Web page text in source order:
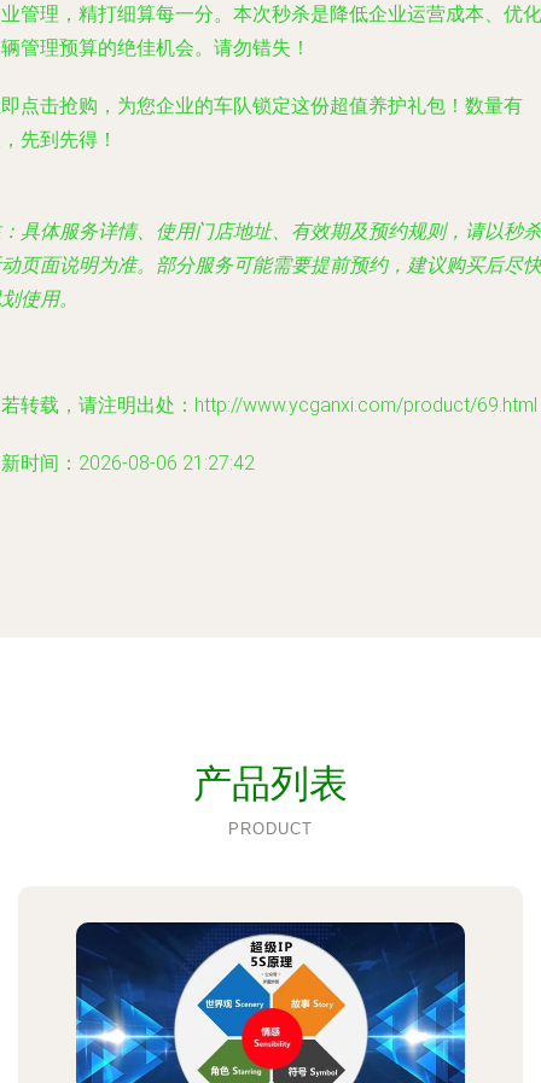
管理，精打细算每一分。本次秒杀是降低企业运营成本、优化
管理预算的绝佳机会。请勿错失！
点击抢购，为您企业的车队锁定这份超值养护礼包！数量有
先到先得！
具体服务详情、使用门店地址、有效期及预约规则，请以秒杀
页面说明为准。部分服务可能需要提前预约，建议购买后尽快
使用。
转载，请注明出处：http://www.ycganxi.com/product/69.html
时间：2026-08-06 21:27:42
产品列表
PRODUCT